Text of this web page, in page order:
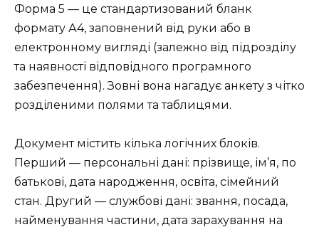
Форма 5 — це стандартизований бланк
формату А4, заповнений від руки або в
електронному вигляді (залежно від підрозділу
та наявності відповідного програмного
забезпечення). Зовні вона нагадує анкету з чітко
розділеними полями та таблицями.
Документ містить кілька логічних блоків.
Перший — персональні дані: прізвище, ім’я, по
батькові, дата народження, освіта, сімейний
стан. Другий — службові дані: звання, посада,
найменування частини, дата зарахування на